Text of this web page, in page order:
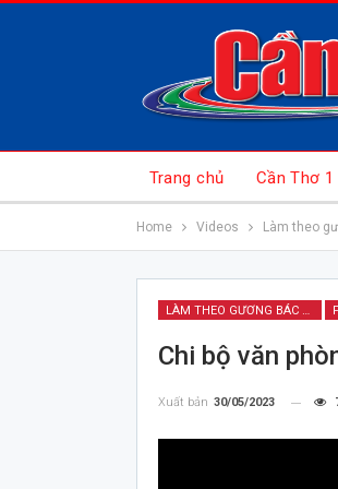
Trang chủ Cần Thơ 1
Home Videos Làm theo
LÀM THEO GƯƠNG BÁC HỒ
Chi bộ văn
Xuất bản 30/05/2023